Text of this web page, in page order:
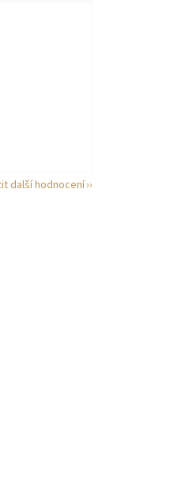
další hodnocení